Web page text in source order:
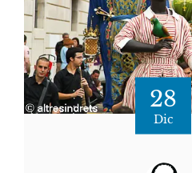
28
Dic